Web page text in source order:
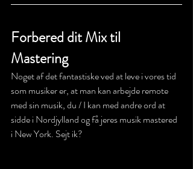
Forbered dit Mix til
Mastering
Noget af det fantastiske ved at leve i vores tid
som musiker er, at man kan arbejde remote
med sin musik, du / I kan med andre ord at
sidde i Nordjylland og få jeres musik mastered
i New York. Sejt ik?